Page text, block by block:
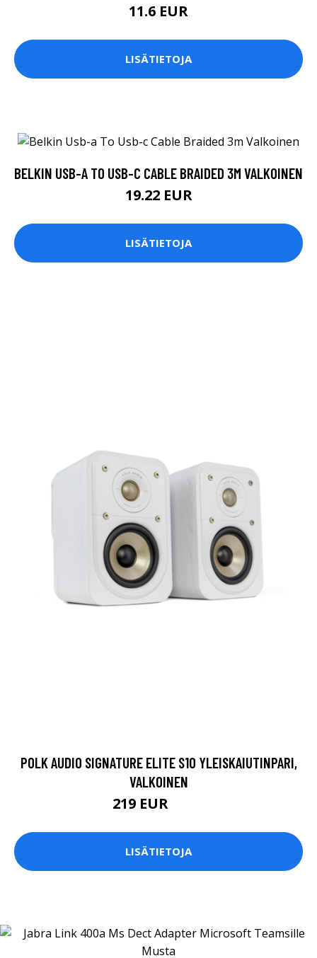
11.6 EUR
LISÄTIETOJA
BELKIN USB-A TO USB-C CABLE BRAIDED 3M VALKOINEN
19.22 EUR
LISÄTIETOJA
POLK AUDIO SIGNATURE ELITE S10 YLEISKAIUTINPARI,
VALKOINEN
219 EUR
LISÄTIETOJA